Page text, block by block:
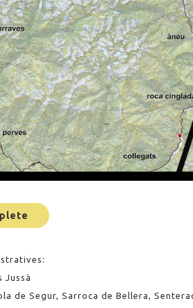
Jussà
de Segur, Sarroca de Bellera,